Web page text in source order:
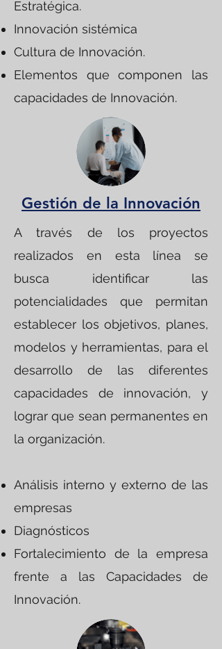
Estratégica.
Innovación sistémica
Cultura de Innovación.
Elementos que componen las
capacidades de Innovación.
Gestión de la Innovación
A través de los proyectos
realizados en esta línea se
busca identificar las
potencialidades que permitan
establecer los objetivos, planes,
modelos y herramientas, para el
desarrollo de las diferentes
capacidades de innovación, y
lograr que sean permanentes en
la organización.
Análisis interno y externo de las
empresas
Diagnósticos
Fortalecimiento de la empresa
frente a las Capacidades de
Innovación.